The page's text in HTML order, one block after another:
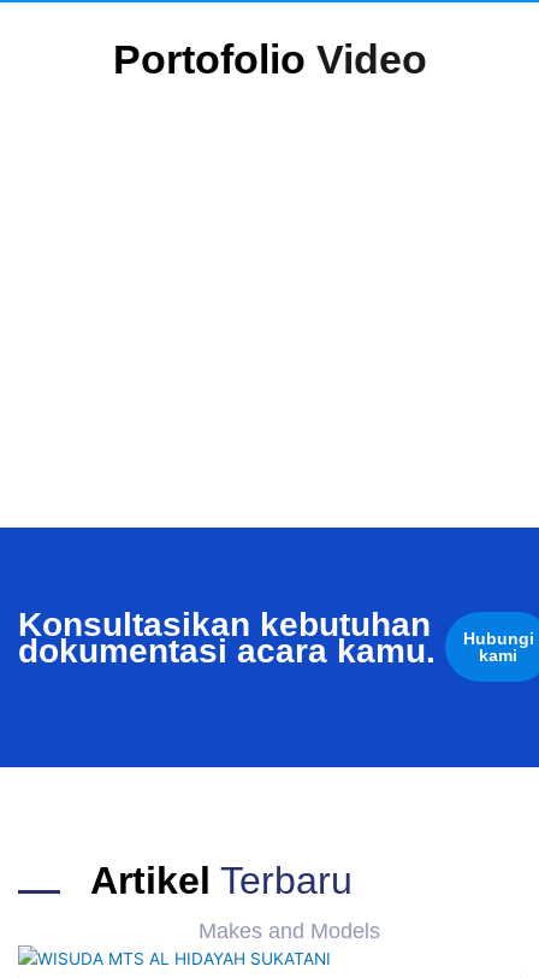
Portofolio Video
Konsultasikan kebutuhan
dokumentasi acara kamu.
Hubungi
kami
Artikel Terbaru
Makes and Models